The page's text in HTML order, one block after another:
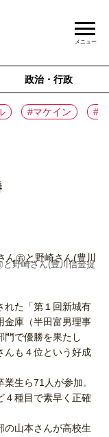
政治・行政
#マケイン #
メニュー
野崎さん(豊川信金提
た「第１回新城有
金庫（半田富男理事
門で優勝を果たし
んも４位という好成
生ら71人が参加。
４種目で素早く正確
山本さんが高校生